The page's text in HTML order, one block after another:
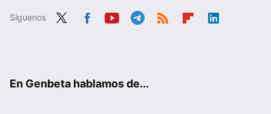
Síguenos
En Genbeta hablamos de...